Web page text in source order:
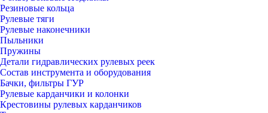
Резиновые кольца
Рулевые тяги
Рулевые наконечники
Пыльники
Пружины
Детали гидравлических рулевых реек
Состав инструмента и оборудования
Бачки, фильтры ГУР
Рулевые карданчики и колонки
Крестовины рулевых карданчиков